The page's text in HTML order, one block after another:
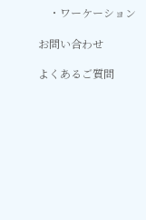
ワーケーション
お問い合わせ
よくあるご質問